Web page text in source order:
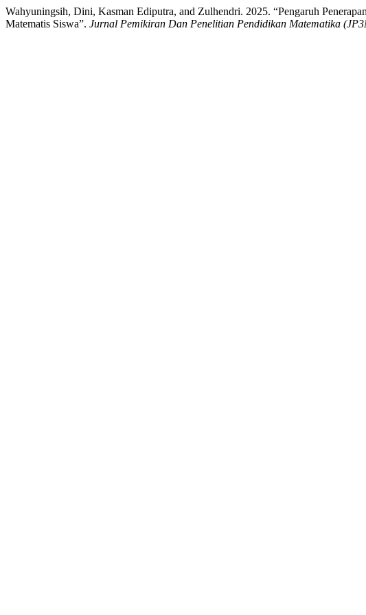
Wahyuningsih, Dini, Kasman Ediputra, and Zulhendri. 2025. “Pengaruh
Matematis Siswa”. Jurnal Pemikiran Dan Penelitian Pendidikan Matematika